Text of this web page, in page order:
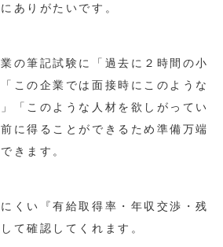
ありがたいです。
の筆記試験に「過去に２時間の小
この企業では面接時にこのような
「このような人材を欲しがってい
に得ることができるため準備万端
きます。
くい『有給取得率・年収交渉・残
て確認してくれます。